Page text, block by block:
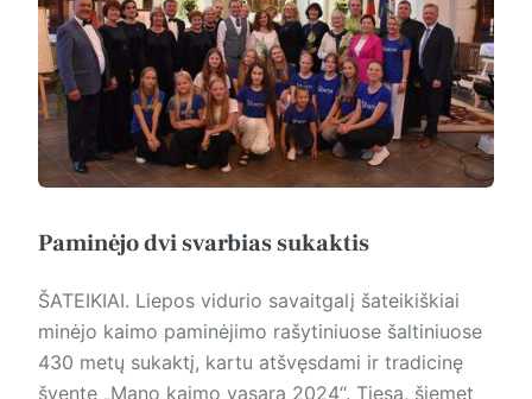
Paminėjo dvi svarbias sukaktis
ŠATEIKIAI. Liepos vidurio savaitgalį šateikiškiai
minėjo kaimo paminėjimo rašytiniuose šaltiniuose
430 metų sukaktį, kartu atšvęsdami ir tradicinę
šventę „Mano kaimo vasara 2024“. Tiesa, šiemet